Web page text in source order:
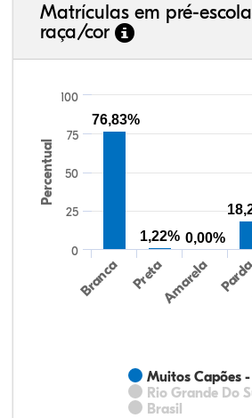
Matrículas em pré-
raça/cor
Percentual
Muitos Capões -
Rio Grande Do
Brasil
Branca PretaAmarela Parda
0
100
25
50
75
76,83%
1,22% 0,00%
82,41%
4,84%
0,26%
10,47%
1,50%
0,53%
38,40%
3,47%
0,13%
50,15%
2,37%
5,48%